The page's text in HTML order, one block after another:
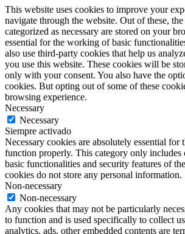
This website uses cookies to improve your
navigate through the website. Out of these,
categorized as necessary are stored on your
essential for the working of basic
also use third-party cookies that help us
you use this website. These cookies will be
only with your consent. You also have the
cookies. But opting out of some of these
browsing experience.
Necessary
Necessary
Siempre activado
Necessary cookies are absolutely essential for
function properly. This category only includes
basic functionalities and security features of
cookies do not store any personal information.
Non-necessary
Non-necessary
Any cookies that may not be particularly
to function and is used specifically to collect
analytics, ads, other embedded contents are